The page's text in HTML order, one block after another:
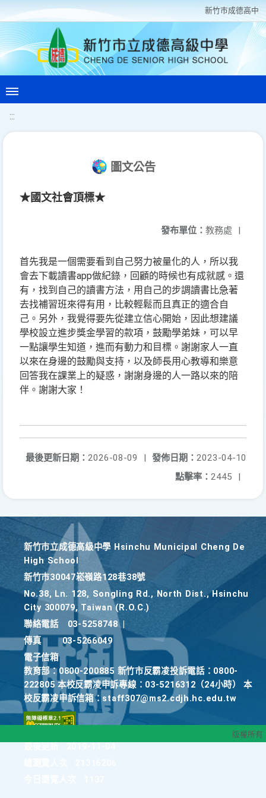
新竹巿成德高中
:::
圖文公告
★國文社會頂標★
發布單位： 教務處 |
首先我是一個需要看到自己努力被量化的人，所以我
會去下載讀書app做紀錄，回顧的時候也有成就感。還
有，找到自己的讀書方法，用自己的步調讀書比急著
去找補習班來得有用，比較輕鬆而且真正的適合自
己。另外，我覺得要先從建立信心開始，因此想建議
學校設立進步獎金學習的款項，鼓勵學弟妹，可以早
一點讓學生知道，進而有動力和目標。謝謝家人一直
以來在身邊的鼓勵與支持，以及師長用心教導和樂意
回答我在課業上的疑惑，謝謝身邊的人一路以來的陪
伴。謝謝大家！
發佈日期： 2023-04-10
最後更新日期： 2026-08-09
|
點擊率： 2445 |
新竹巿立成德高級中學 Hsinchu Municipal Cheng De
High School
新竹巿30047崧嶺路128巷38號
No.38, Ln. 128, Songling Rd., North Dist., Hsinchu
City 300079, Taiwan (R.O.C.)
聯絡電話
03-5258748
傳真
03-5266049
電子信箱
教育部：0800-200885 新竹市反霸凌投訴電話：0800-
222805 本校反霸凌申訴專線：03-5216312（24小時） 本
校反霸凌申訴信箱：staff307@ms2.cdjh.hc.edu.tw
版權所有